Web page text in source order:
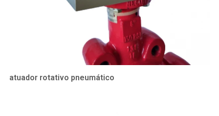
atuador rotativo pneumático